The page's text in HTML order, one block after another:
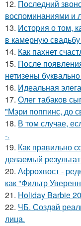
12. Последний
воспоминаниями и
13. История о том,
в камерную
14. Как пахнет
15. После
нетизены
16. Идеальная
17. Олег табаков
"Мэри поппинс, до
18. В том случае,
-.
19. Как правильно
делаемый
20. Афрохвост -
как "Фильтр
21. Holiday Barbie
22. ЧБ. Создай
лица.